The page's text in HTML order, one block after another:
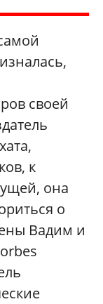
своей
к
она
о
Вадим и